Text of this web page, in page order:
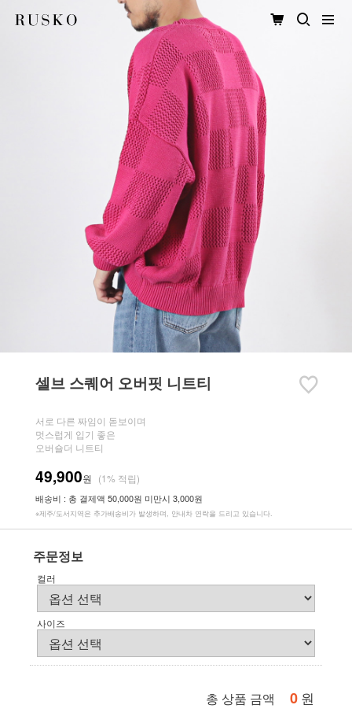
셀브 스퀘어 오버핏 니트티
서로 다른 짜임이 돋보이며
멋스럽게 입기 좋은
오버숄더 니트티
49,900원 (1% 적립)
배송비 : 총 결제액 50,000원 미만시 3,000원
※제주/도서지역은 추가배송비가 발생하며, 안내차 연락을 드리고 있습니다.
주문정보
컬러
사이즈
총 상품 금액 0 원